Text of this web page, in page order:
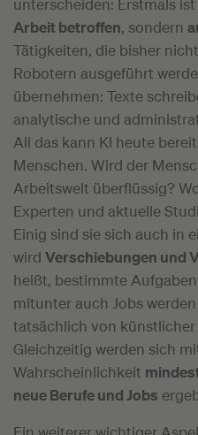
unterscheiden: Erstmals ist
Arbeit betroffen, sondern
Tätigkeiten, die bisher
Robotern ausgeführt
übernehmen: Texte
analytische und
All das kann KI heute
Menschen. Wird der
Arbeitswelt überflüssig?
Experten und aktuelle
Einig sind sie sich auch in
wird Verschiebungen und
heißt, bestimmte
mitunter auch Jobs
tatsächlich von
Gleichzeitig werden sich
Wahrscheinlichkeit
neue Berufe und Jobs